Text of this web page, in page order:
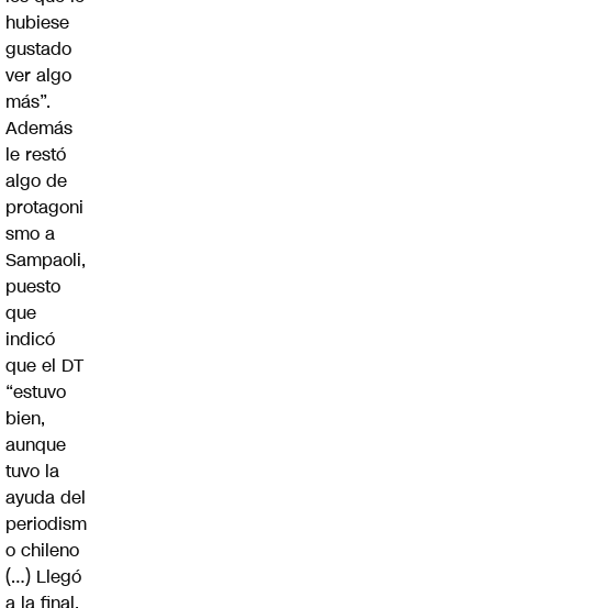
hubiese
gustado
ver algo
más”.
Además
le restó
algo de
protagoni
smo a
Sampaoli,
puesto
que
indicó
que el DT
“estuvo
bien,
aunque
tuvo la
ayuda del
periodism
o chileno
(…) Llegó